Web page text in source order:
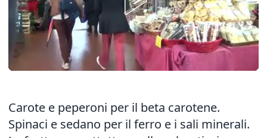
Carote e peperoni per il beta carotene.
Spinaci e sedano per il ferro e i sali minerali.